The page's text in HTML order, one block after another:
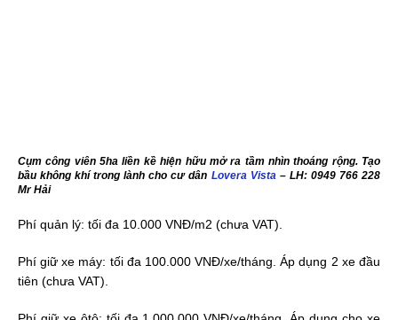
Cụm công viên 5ha liền kề hiện hữu mở ra tầm nhìn thoáng rộng. Tạo
bầu không khí trong lành cho cư dân Lovera Vista – LH: 0949 766 228
Mr Hải
Phí quản lý: tối đa 10.000 VNĐ/m2 (chưa VAT).
Phí giữ xe máy: tối đa 100.000 VNĐ/xe/tháng. Áp dụng 2 xe đầu
tiên (chưa VAT).